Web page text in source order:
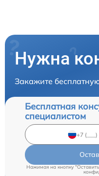
Нужна
Закажите
Бесплатная
специалистом
Нажимая на кнопку